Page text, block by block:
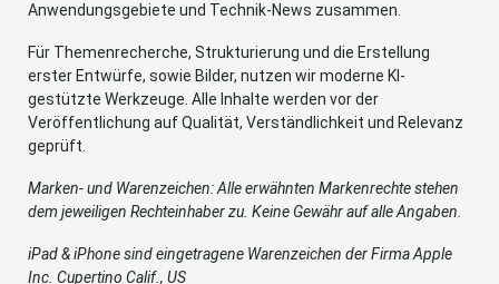
Anwendungsgebiete und Technik-News zusammen.
Für Themenrecherche, Strukturierung und die Erstellung
erster Entwürfe, sowie Bilder, nutzen wir moderne KI-
gestützte Werkzeuge. Alle Inhalte werden vor der
Veröffentlichung auf Qualität, Verständlichkeit und Relevanz
geprüft.
Marken- und Warenzeichen: Alle erwähnten Markenrechte stehen
dem jeweiligen Rechteinhaber zu. Keine Gewähr auf alle Angaben.
iPad & iPhone sind eingetragene Warenzeichen der Firma Apple
Inc. Cupertino Calif., US